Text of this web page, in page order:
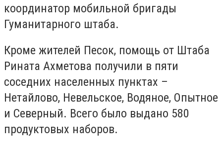
координатор мобильной бригады
Гуманитарного штаба.
Кроме жителей Песок, помощь от Штаба
Рината Ахметова получили в пяти
соседних населенных пунктах –
Нетайлово, Невельское, Водяное, Опытное
и Северный. Всего было выдано 580
продуктовых наборов.